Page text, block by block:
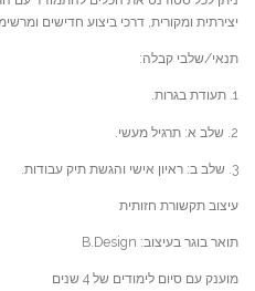
יצירתית ומקורית, דרכי ביצוע חדישים
תנאי/שלבי קבלה:
1. תעודת בגרות.
2. שלב א: תרגיל מעשי.
3. שלב ב: ראיון אישי והגשת תיק עבודות.
עיצוב תקשורת חזותית
תואר בוגר בעיצוב: B.Design
מוענק עם סיום לימודים של 4 שנים